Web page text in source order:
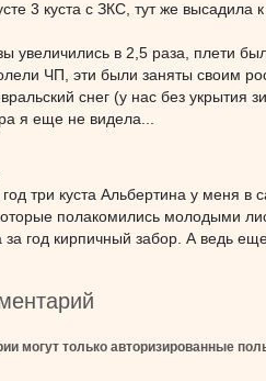
3 куста с ЗКС, тут же
увеличились в 2,5 раза, плети
ЧП, эти были заняты своим
снег (у нас без укрытия
я еще не видела...
год три куста Альбертина у меня
полакомились молодыми
за год кирпичный забор. А ведь
могут только авторизированные